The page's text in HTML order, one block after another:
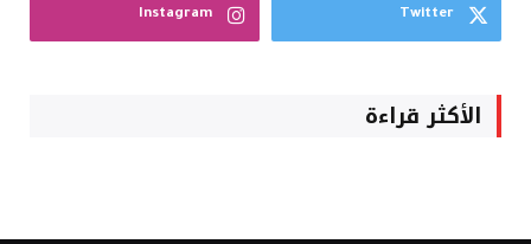
Twitter
Instagram
الأكثر قراءة